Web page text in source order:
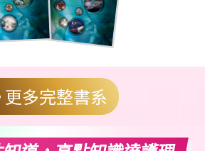
更多完整書系